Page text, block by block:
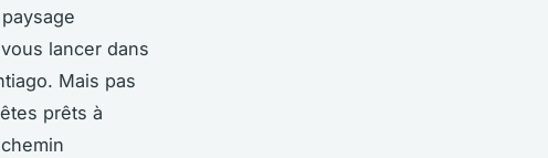
lancer dans
. Mais pas
prêts à